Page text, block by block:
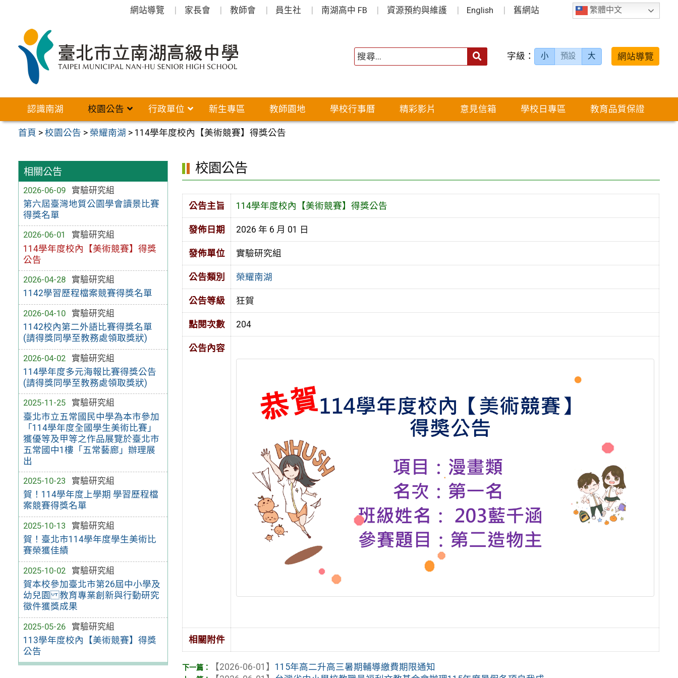
繁體中文
網站導覽 家長會 教師會 員生社 南湖高中 FB 資源預約與維護 English 舊網站
字級： 小 預設 大 網站導覽
認識南湖 校園公告 行政單位 新生專區 教師園地 學校行事曆 精彩影片 意見信箱 學校日專區 教育品質保證
首頁 >校園公告 > 榮耀南湖 > 114學年度校內【美術競賽】得獎公告
相關公告
2026-06-09
實驗研究組
第六屆臺灣地質公園學會讀景比賽
得獎名單
2026-06-01
實驗研究組
114學年度校內【美術競賽】得獎
公告
2026-04-28
實驗研究組
1142學習歷程檔案競賽得獎名單
2026-04-10
實驗研究組
1142校內第二外語比賽得獎名單
(請得獎同學至教務處領取獎狀)
2026-04-02
實驗研究組
114學年度多元海報比賽得獎公告
(請得獎同學至教務處領取獎狀)
2025-11-25
實驗研究組
臺北市立五常國民中學為本市參加
「114學年度全國學生美術比賽」
獲優等及甲等之作品展覽於臺北市
五常國中1樓「五常藝廊」辦理展
出
2025-10-23
實驗研究組
賀！114學年度上學期 學習歷程檔
案競賽得獎名單
2025-10-13
實驗研究組
賀！臺北市114學年度學生美術比
賽榮獲佳績
2025-10-02
實驗研究組
賀本校參加臺北市第26屆中小學及
幼兒園 教育專業創新與行動研究
徵件獲獎成果
2025-05-26
實驗研究組
113學年度校內【美術競賽】得獎
公告
校園公告
公告主旨 114學年度校內【美術競賽】得獎公告
發佈日期 2026 年 6 月 01 日
發佈單位 實驗研究組
公告類別 榮耀南湖
公告等級 狂賀
點閱次數 204
公告內容
相關附件
【2026-06-01】 115年高二升高三暑期輔導繳費期限通知